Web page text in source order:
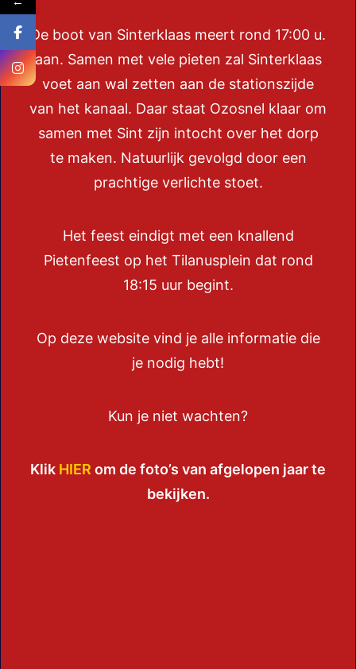
De boot van Sinterklaas meert rond 17:00 u.
aan. Samen met vele pieten zal Sinterklaas
voet aan wal zetten aan de stationszijde
van het kanaal. Daar staat Ozosnel klaar om
samen met Sint zijn intocht over het dorp
te maken. Natuurlijk gevolgd door een
prachtige verlichte stoet.
Het feest eindigt met een knallend
Pietenfeest op het Tilanusplein dat rond
18:15 uur begint.
Op deze website vind je alle informatie die
je nodig hebt!
Kun je niet wachten?
Klik HIER om de foto’s van afgelopen jaar te
bekijken.